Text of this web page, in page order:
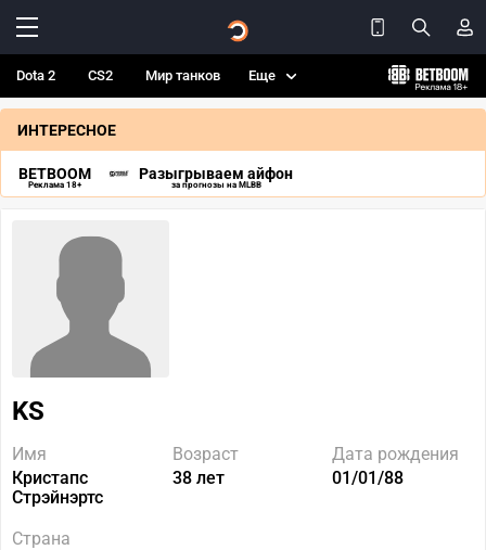
Dota 2 CS2 Мир танков Еще
ИНТЕРЕСНОЕ
BETBOOM
Реклама 18+
Разыгрываем айфон
за прогнозы на MLBB
KS
Имя
Кристапс
Стрэйнэртс
Возраст
38 лет
Дата рождения
01/01/88
Страна